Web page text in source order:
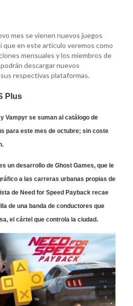
mes se vienen nuevos juegos
que en este articulo veremos como
mensuales y los miembros de
descargar nuevos
respectivas plataformas.
Plus
y Vampyr se suman al catálogo de
para este mes de octubre; sin coste
un desarrollo de Ghost Games, que le
a las carreras urbanas propias de
de Need for Speed Payback recae
de una banda de conductores que
el cártel que controla la ciudad.